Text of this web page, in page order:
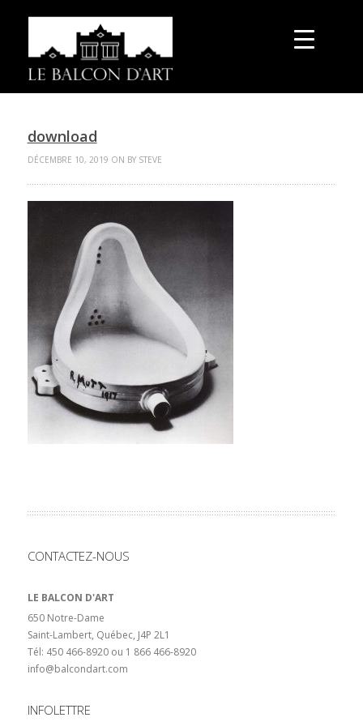
download
DÉCEMBRE 10, 2019 ON BY STEVE
CONTACTEZ-NOUS
LE BALCON D'ART
650 Notre-Dame
Saint-Lambert, Québec, J4P 2L1
Tél: 450 466-8920 ou 1 866 466-8920
info@balcondart.com
INFOLETTRE